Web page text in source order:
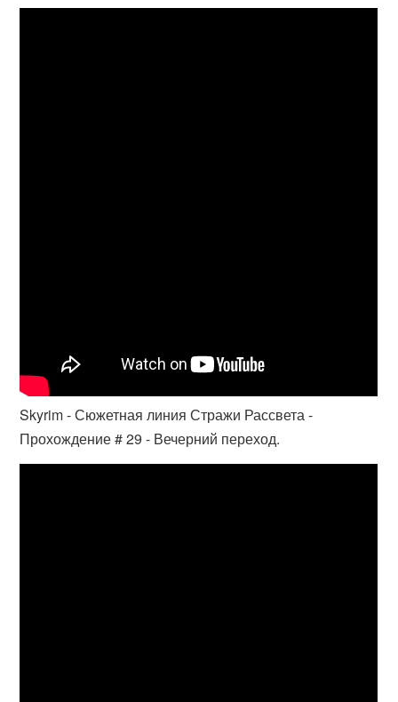
Skyrim - Сюжетная линия Стражи Рассвета -
Прохождение # 29 - Вечерний переход.